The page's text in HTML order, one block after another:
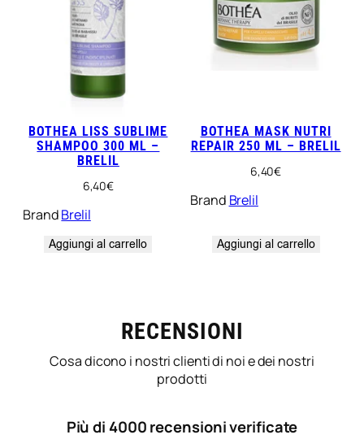
BOTHEA LISS SUBLIME
SHAMPOO 300 ML –
BRELIL
6,40€
BrandBrelil
Aggiungi al carrello
BOTHEA MASK NUTRI
REPAIR 250 ML – BRELIL
6,40€
Brand Brelil
Aggiungi al carrello
RECENSIONI
Cosa dicono i nostri clienti di noi e dei nostri
prodotti
Più di 4000 recensioni verificate